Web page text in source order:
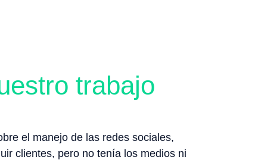
trabajo
el manejo de las redes sociales,
clientes, pero no tenía los medios ni